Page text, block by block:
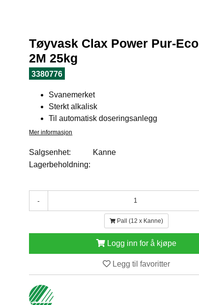
Tøyvask Clax Power Pur-Eco
2M 25kg
3380776
Svanemerket
Sterkt alkalisk
Til automatisk doseringsanlegg
Mer informasjon
Salgsenhet:
Kanne
Lagerbeholdning:
-
Pall (12 x Kanne)
Logg inn for å kjøpe
Legg til favoritter